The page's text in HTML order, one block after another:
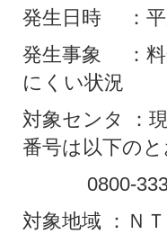
発生日時 ：平
発生事象 ：料
にくい状況
対象センタ ：
番号は以下の
0800-
対象地域 ：Ｎ